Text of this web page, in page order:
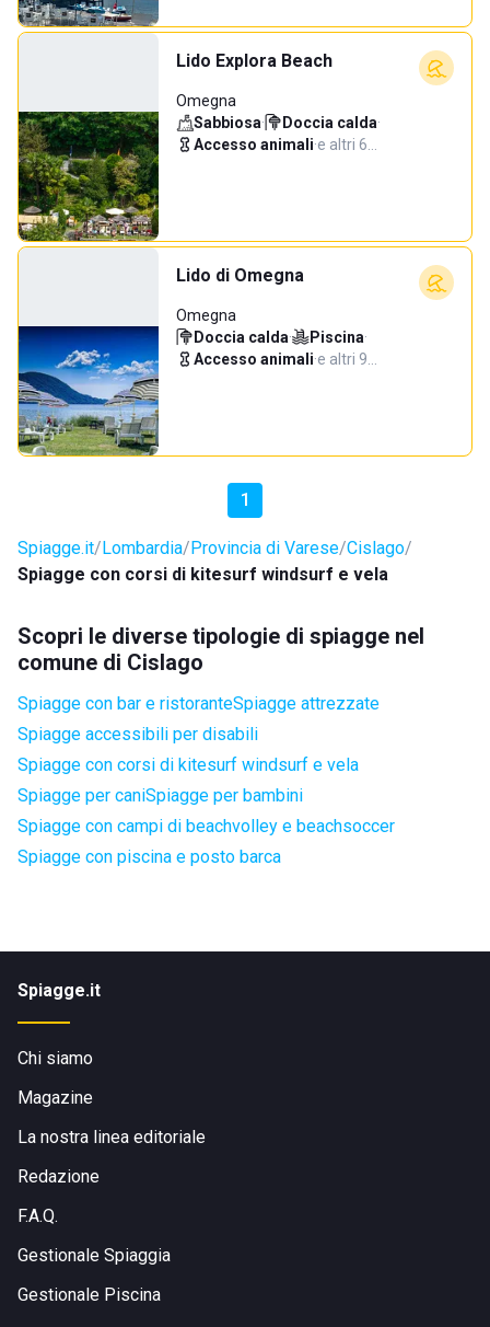
Lido Explora Beach
Omegna
Sabbiosa· Doccia calda·
Accesso animali·e altri 6…
Lido di Omegna
Omegna
Doccia calda· Piscina·
Accesso animali·e altri 9…
1
Spiagge.it Lombardia Provincia di Varese Cislago
Spiagge con corsi di kitesurf windsurf e vela
Scopri le diverse tipologie di spiagge nel
comune di Cislago
Spiagge con bar e ristoranteSpiagge attrezzate
Spiagge accessibili per disabili
Spiagge con corsi di kitesurf windsurf e vela
Spiagge per caniSpiagge per bambini
Spiagge con campi di beachvolley e beachsoccer
Spiagge con piscina e posto barca
Spiagge.it
Chi siamo
Magazine
La nostra linea editoriale
Redazione
F.A.Q.
Gestionale Spiaggia
Gestionale Piscina